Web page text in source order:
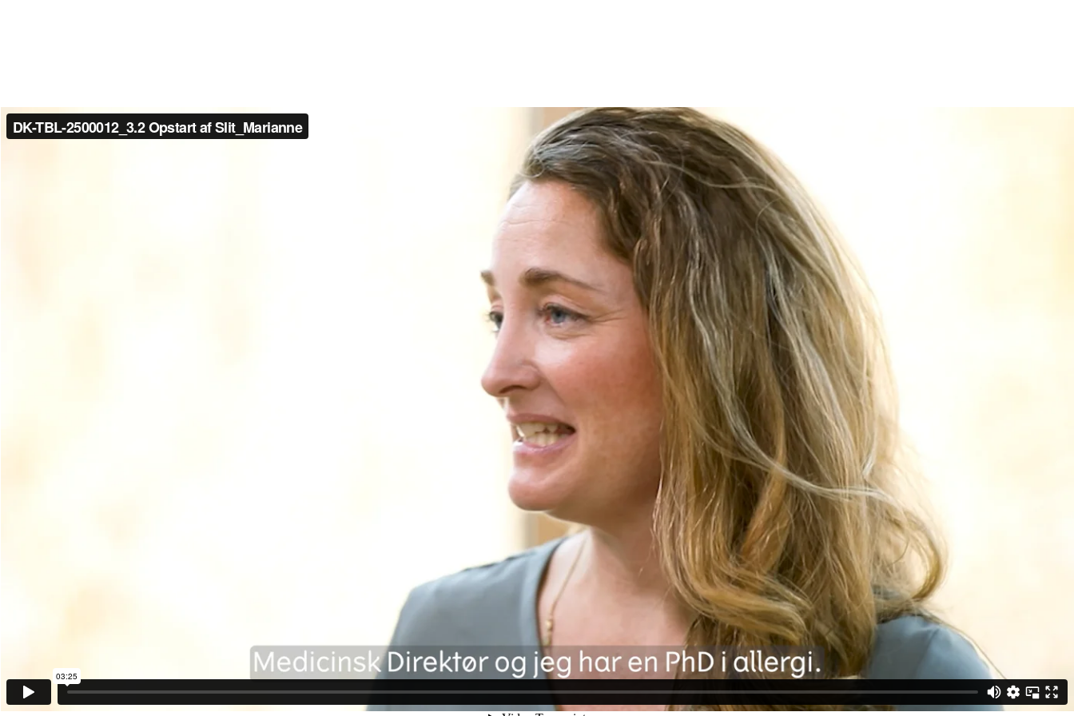
DK-TBL-2500012_3.2 Opstart af Slit_Marianne
03:25